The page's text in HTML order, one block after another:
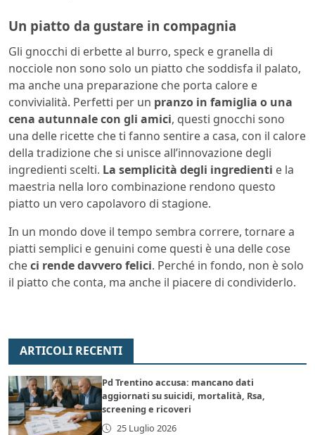
Un piatto da gustare in compagnia
Gli gnocchi di erbette al burro, speck e granella di
nocciole non sono solo un piatto che soddisfa il palato,
ma anche una preparazione che porta calore e
convivialità. Perfetti per un pranzo in famiglia o una
cena autunnale con gli amici, questi gnocchi sono
una delle ricette che ti fanno sentire a casa, con il calore
della tradizione che si unisce all’innovazione degli
ingredienti scelti. La semplicità degli ingredienti e la
maestria nella loro combinazione rendono questo
piatto un vero capolavoro di stagione.
In un mondo dove il tempo sembra correre, tornare a
piatti semplici e genuini come questi è una delle cose
checi rende davvero felici. Perché in fondo, non è solo
il piatto che conta, ma anche il piacere di condividerlo.
ARTICOLI RECENTI
Pd Trentino accusa: mancano dati
aggiornati su suicidi, mortalità, Rsa,
screening e ricoveri
25 Luglio 2026